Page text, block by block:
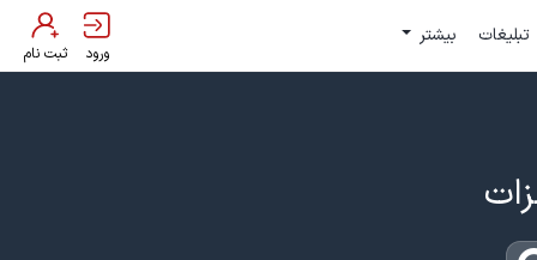
تبلیغات بیشتر
ورود ثبت نام